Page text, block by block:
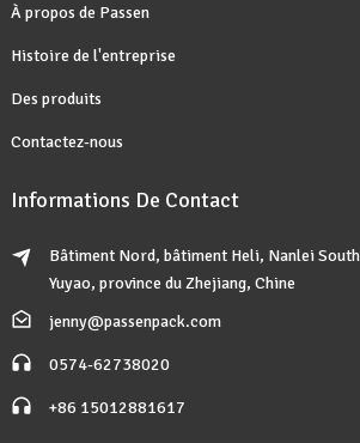
À propos de Passen
Histoire de l'entreprise
Des produits
Contactez-nous
Informations De Contact
Bâtiment Nord, bâtiment Heli, Nanlei
Yuyao, province du Zhejiang, Chine
jenny@passenpack.com
0574-62738020
+86 15012881617